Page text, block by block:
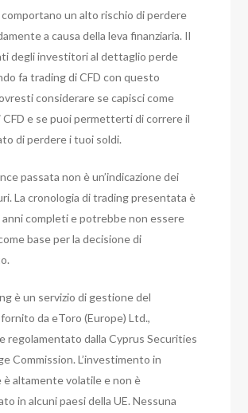
un alto rischio di perdere
a causa della leva finanziaria. Il
degli investitori al dettaglio perde
fa trading di CFD con questo
considerare se capisci come
CFD e se puoi permetterti di correre il
di perdere i tuoi soldi.
passata non è un’indicazione dei
La cronologia di trading presentata è
anni completi e potrebbe non essere
base per la decisione di
è un servizio di gestione del
da eToro (Europe) Ltd.,
regolamentato dalla Cyprus Securities
Commission. L’investimento in
altamente volatile e non è
in alcuni paesi della UE. Nessuna